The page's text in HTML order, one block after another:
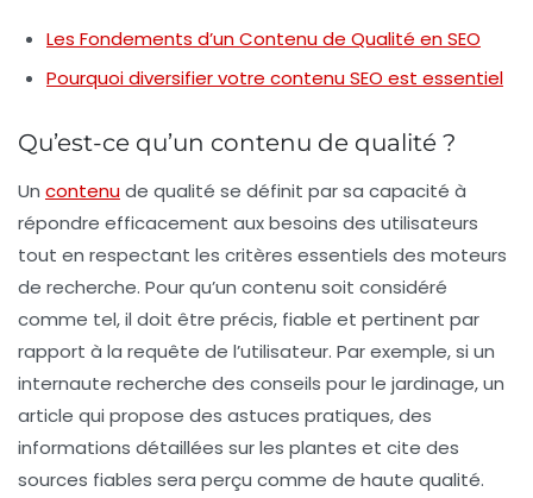
Les Fondements d’un Contenu de Qualité en SEO
Pourquoi diversifier votre contenu SEO est essentiel
Qu’est-ce qu’un contenu de qualité ?
Un contenude qualité se définit par sa capacité à
répondre efficacement aux besoins des utilisateurs
tout en respectant les critères essentiels des moteurs
de recherche. Pour qu’un contenu soit considéré
comme tel, il doit être précis, fiable et pertinent par
rapport à la requête de l’utilisateur. Par exemple, si un
internaute recherche des conseils pour le jardinage, un
article qui propose des astuces pratiques, des
informations détaillées sur les plantes et cite des
sources fiables sera perçu comme de haute qualité.